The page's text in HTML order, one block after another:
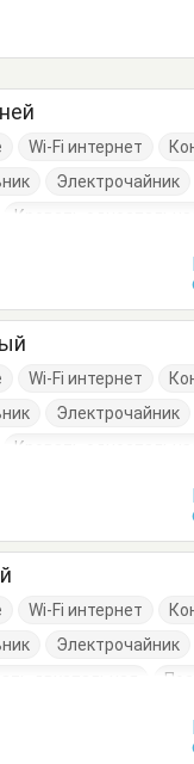
Wi-Fi интернет
Электрочайник
Кровать односпальная
Wi-Fi интернет
Электрочайник
Кровать односпальная
Wi-Fi интернет
Электрочайник
двуспальная